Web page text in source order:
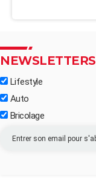
NEWSLETTERS
Lifestyle
Auto
Bricolage